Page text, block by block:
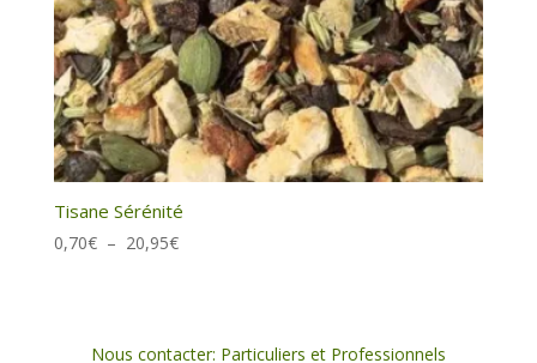
Tisane Sérénité
0,70€ – 20,95€Plage
à
Nous contacter: Particuliers et Professionnels